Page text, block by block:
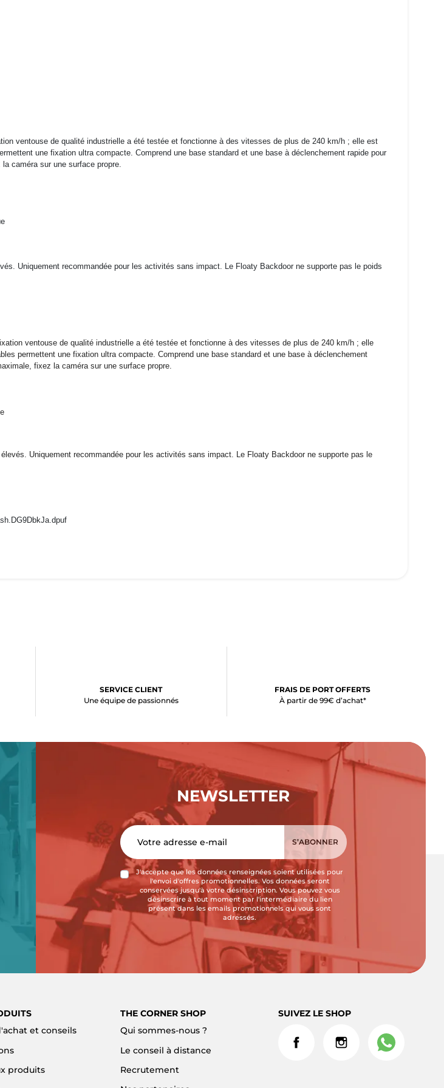
ventouse de qualité industrielle a été testée et fonctionne à des vitesses de plus de 240 km/h ; elle est
une fixation ultra compacte. Comprend une base standard et une base à déclenchement rapide pour
caméra sur une surface propre.
Uniquement recommandée pour les activités sans impact. Le Floaty Backdoor ne supporte pas le poids
ventouse de qualité industrielle a été testée et fonctionne à des vitesses de plus de 240 km/h ; elle
permettent une fixation ultra compacte. Comprend une base standard et une base à déclenchement
fixez la caméra sur une surface propre.
Uniquement recommandée pour les activités sans impact. Le Floaty Backdoor ne supporte pas le
SERVICE CLIENT
Une équipe de passionnés
FRAIS DE PORT OFFERTS
À partir de 99€ d’achat*
NEWSLETTER
J'accepte que les données renseignées soient utilisées pour
l'envoi d'offres promotionnelles. Vos données seront
conservées jusqu'à votre désinscription. Vous pouvez vous
désinscrire à tout moment par l'intermédiaire du lien
présent dans les emails promotionnels qui vous sont
adressés.
et conseils
produits
THE CORNER SHOP
Qui sommes-nous ?
Le conseil à distance
Recrutement
SUIVEZ LE SHOP